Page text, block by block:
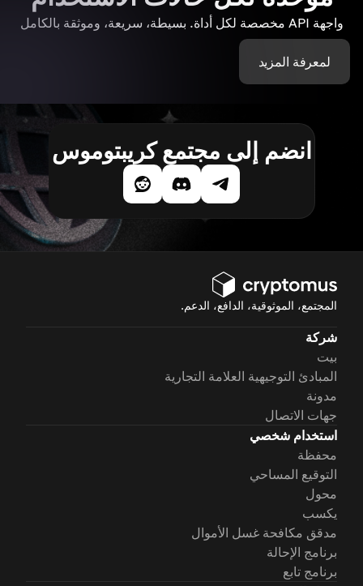
واجهة API مخصصة لكل أداة. بسيطة، سريعة، وموثقة بالكامل
لمعرفة المزيد
انضم إلى مجتمع كريبتوموس
المجتمع، الموثوقية، الدافع، الدعم.
شركة
بيت
المبادئ التوجيهية العلامة التجارية
مدونة
جهات الاتصال
استخدام شخصي
محفظة
التوقيع المساحي
محول
يكسب
مدقق مكافحة غسل الأموال
برنامج الإحالة
برنامج تابع